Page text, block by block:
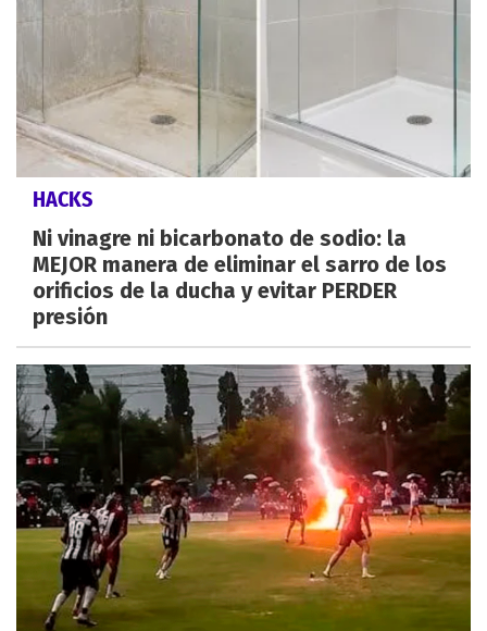
HACKS
Ni vinagre ni bicarbonato de sodio: la
MEJOR manera de eliminar el sarro de los
orificios de la ducha y evitar PERDER
presión